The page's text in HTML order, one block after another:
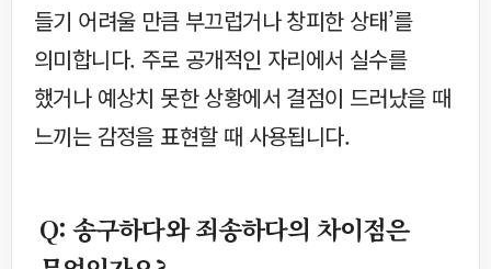
들기 어려울 만큼 부끄럽거나 창피한 상태’를
의미합니다. 주로 공개적인 자리에서 실수를
했거나 예상치 못한 상황에서 결점이 드러났을 때
느끼는 감정을 표현할 때 사용됩니다.
Q: 송구하다와 죄송하다의 차이점은